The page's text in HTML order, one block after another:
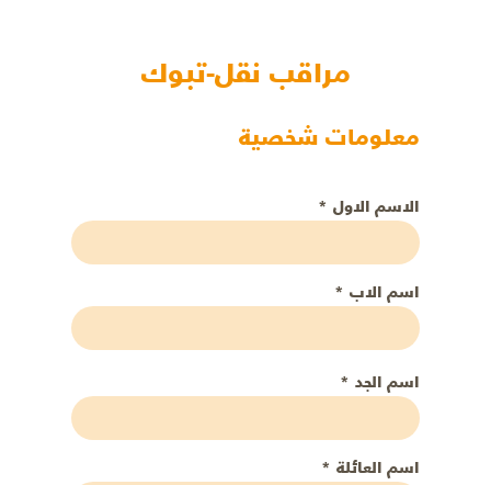
مراقب نقل-تبوك
معلومات شخصية
الاسم الاول *
اسم الاب *
اسم الجد *
اسم العائلة *